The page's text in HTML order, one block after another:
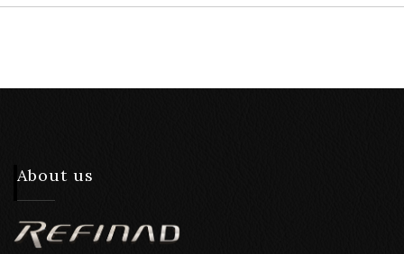
About us